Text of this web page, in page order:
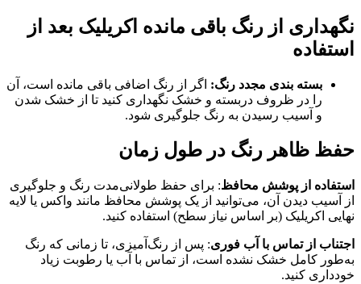
نگهداری از رنگ باقی مانده اکریلیک بعد از
استفاده
بسته بندی مجدد رنگ: اگر از رنگ اضافی باقی مانده است، آن
را در ظروف دربسته و خشک نگهداری کنید تا از خشک شدن
و آسیب رسیدن به رنگ جلوگیری شود.
حفظ ظاهر رنگ در طول زمان
استفاده از پوشش محافظ: برای حفظ طولانی‌مدت رنگ و جلوگیری
از آسیب دیدن آن، می‌توانید از یک پوشش محافظ مانند واکس یا لایه
نهایی اکریلیک (بر اساس نیاز سطح) استفاده کنید.
اجتناب از تماس با آب فوری: پس از رنگ‌آمیزی، تا زمانی که رنگ
به‌طور کامل خشک نشده است، از تماس با آب یا رطوبت زیاد
خودداری کنید.